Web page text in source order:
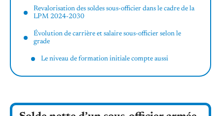
Revalorisation des soldes sous-officier dans le cadre de la
LPM 2024-2030
Évolution de carrière et salaire sous-officier selon le
grade
Le niveau de formation initiale compte aussi